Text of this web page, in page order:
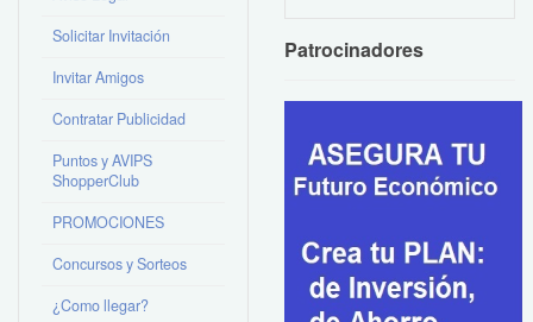
Solicitar Invitación
Invitar Amigos
Contratar Publicidad
Puntos y AVIPS
ShopperClub
PROMOCIONES
Concursos y Sorteos
¿Como llegar?
Patrocinadores